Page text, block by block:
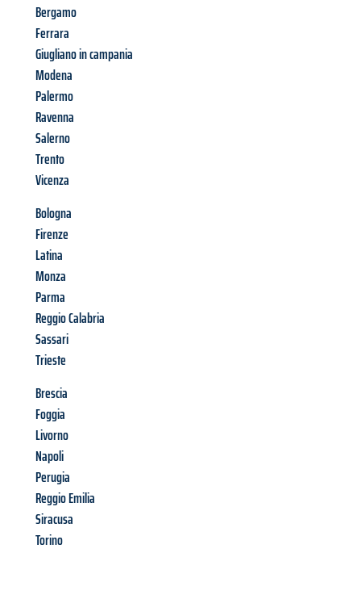
Bergamo
Ferrara
Giugliano in campania
Modena
Palermo
Ravenna
Salerno
Trento
Vicenza
Bologna
Firenze
Latina
Monza
Parma
Reggio Calabria
Sassari
Trieste
Brescia
Foggia
Livorno
Napoli
Perugia
Reggio Emilia
Siracusa
Torino